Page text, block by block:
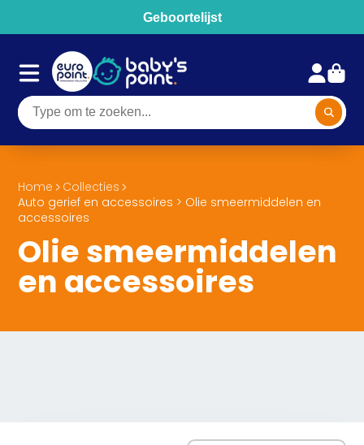
Geboortelijst
Home
Collecties
Auto gerief en accessoires > Olie smeermiddelen en
accessoires
Olie smeermiddelen
en accessoires